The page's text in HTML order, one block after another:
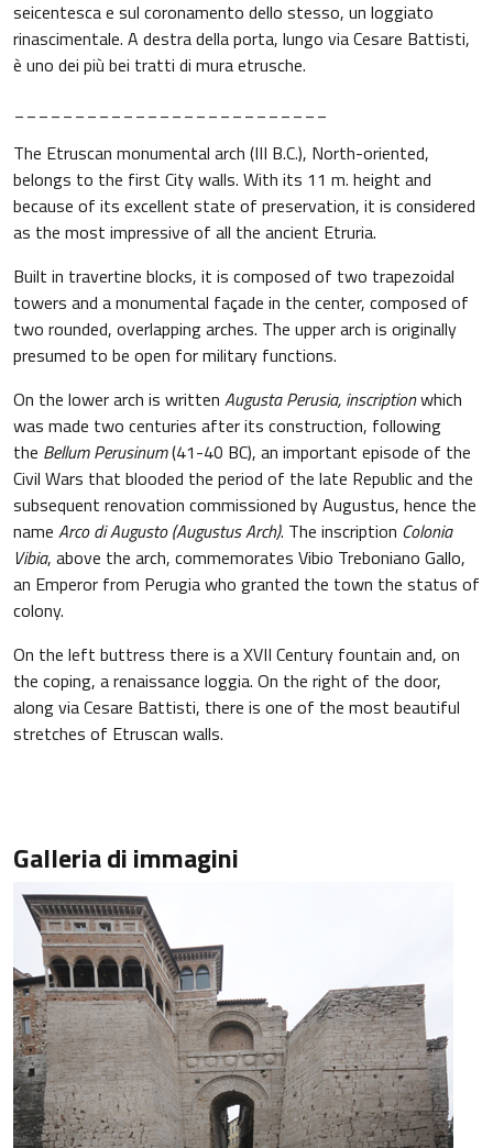
seicentesca e sul coronamento dello stesso, un loggiato
rinascimentale. A destra della porta, lungo via Cesare Battisti,
è uno dei più bei tratti di mura etrusche.
The Etruscan monumental arch (III B.C.), North-oriented,
belongs to the first City walls. With its 11 m. height and
because of its excellent state of preservation, it is considered
as the most impressive of all the ancient Etruria.
Built in travertine blocks, it is composed of two trapezoidal
towers and a monumental façade in the center, composed of
two rounded, overlapping arches. The upper arch is originally
presumed to be open for military functions.
On the lower arch is written Augusta Perusia, inscriptionwhich
was made two centuries after its construction, following
the Bellum Perusinum(41-40 BC), an important episode of the
Civil Wars that blooded the period of the late Republic and the
subsequent renovation commissioned by Augustus, hence the
name Arco di Augusto (Augustus Arch). The inscription Colonia
Vibia, above the arch, commemorates Vibio Treboniano Gallo,
an Emperor from Perugia who granted the town the status of
colony.
On the left buttress there is a XVII Century fountain and, on
the coping, a renaissance loggia. On the right of the door,
along via Cesare Battisti, there is one of the most beautiful
stretches of Etruscan walls.
Galleria di immagini